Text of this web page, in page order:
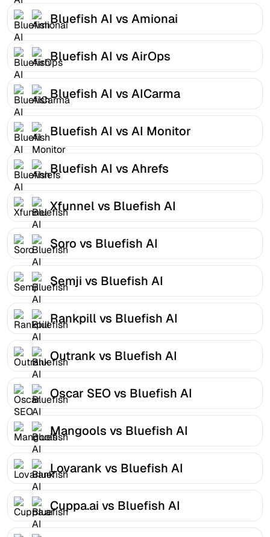
Bluefish AI vs Amionai
Bluefish AI vs AirOps
Bluefish AI vs AICarma
Bluefish AI vs AI Monitor
Bluefish AI vs Ahrefs
Xfunnel vs Bluefish AI
Soro vs Bluefish AI
Semji vs Bluefish AI
Rankpill vs Bluefish AI
Outrank vs Bluefish AI
Oscar SEO vs Bluefish AI
Mangools vs Bluefish AI
Lovarank vs Bluefish AI
Cuppa.ai vs Bluefish AI